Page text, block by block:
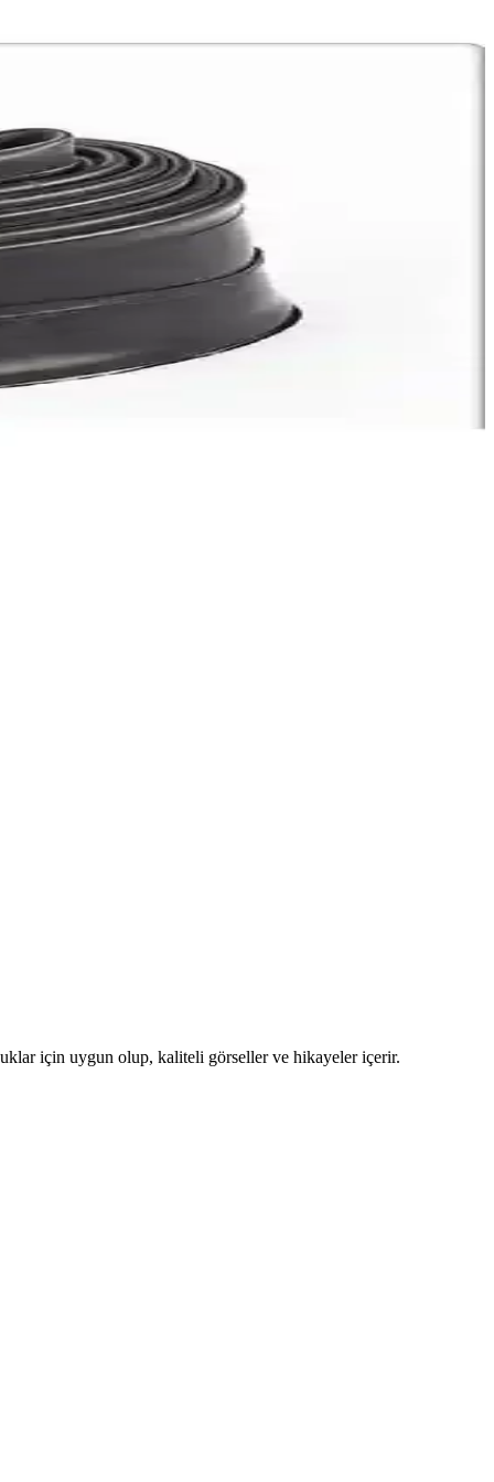
yapısını beğeniyor, bazı teknik sorunlar yaşanabilir.
frenleme sağlar.
sağlar.
sunar.
için uygun olup, kaliteli görseller ve hikayeler içerir.